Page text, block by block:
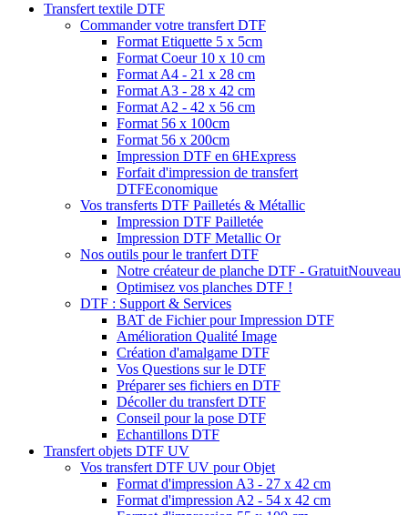
Transfert textile DTF
Commander votre transfert DTF
Format Etiquette 5 x 5cm
Format Coeur 10 x 10 cm
Format A4 - 21 x 28 cm
Format A3 - 28 x 42 cm
Format A2 - 42 x 56 cm
Format 56 x 100cm
Format 56 x 200cm
Impression DTF en 6HExpress
Forfait d'impression de transfert
DTFEconomique
Vos transferts DTF Pailletés & Métallic
Impression DTF Pailletée
Impression DTF Metallic Or
Nos outils pour le tranfert DTF
Notre créateur de planche DTF - GratuitNouveau
Optimisez vos planches DTF !
DTF : Support & Services
BAT de Fichier pour Impression DTF
Amélioration Qualité Image
Création d'amalgame DTF
Vos Questions sur le DTF
Préparer ses fichiers en DTF
Décoller du transfert DTF
Conseil pour la pose DTF
Echantillons DTF
Transfert objets DTF UV
Vos transfert DTF UV pour Objet
Format d'impression A3 - 27 x 42 cm
Format d'impression A2 - 54 x 42 cm